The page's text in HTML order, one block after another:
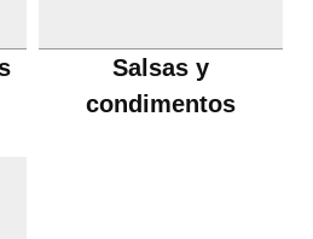
Salsas y
condimentos